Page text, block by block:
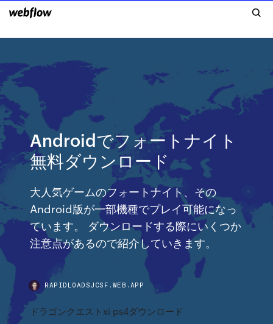
Androidでフォートナイト
無料ダウンロード
大人気ゲームのフォートナイト、その
Android版が一部機種でプレイ可能になっ
ています。 ダウンロードする際にいくつか
注意点があるので紹介していきます。
RAPIDLOADSJCSF.WEB.APP
ドラゴンクエストxi ps4ダウンロード